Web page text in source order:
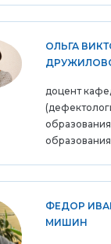
ОЛЬГА
доцент
ФЕДОР
МИШИН